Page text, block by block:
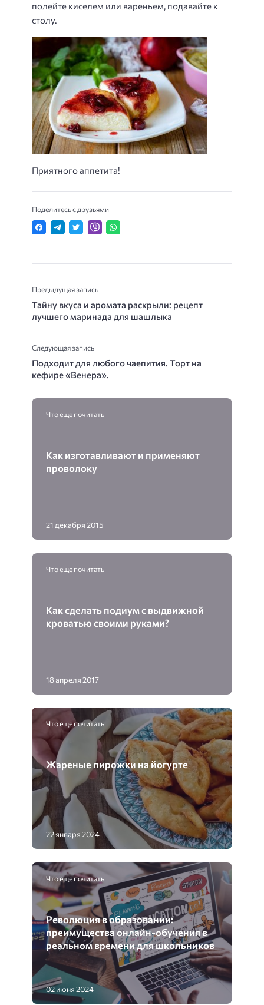
полейте киселем или вареньем, подавайте к
столу.
Приятного аппетита!
Поделитесь с друзьями
Предыдущая запись
Тайну вкуса и аромата раскрыли: рецепт
лучшего маринада для шашлыка
Следующая запись
Подходит для любого чаепития. Торт на
кефире «Венера».
Что еще почитать
Как изготавливают и применяют
проволоку
21 декабря 2015
Что еще почитать
Как сделать подиум с выдвижной
кроватью своими руками?
18 апреля 2017
Что еще почитать
Жареные пирожки на йогурте
22 января 2024
Что еще почитать
Революция в образовании:
преимущества онлайн-обучения в
реальном времени для школьников
02 июня 2024